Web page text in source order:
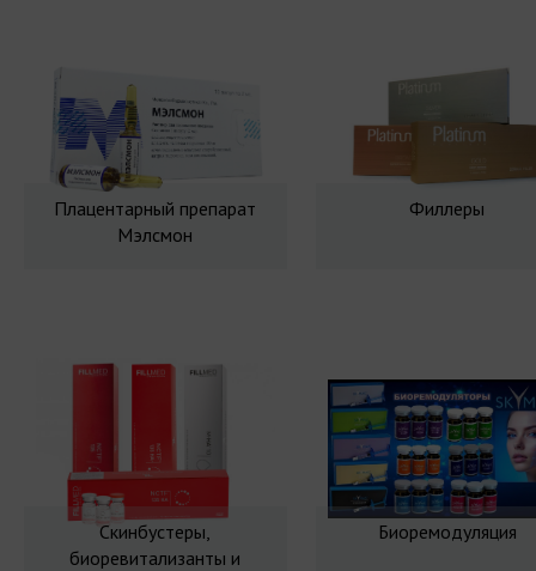
Плацентарный препарат
Мэлсмон
Филлеры
Скинбустеры,
биоревитализанты и
Биоремодуляция